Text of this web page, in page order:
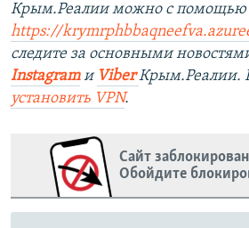
Крым.Реалии можно с помощью
https://
следите за основными
Instagram и ViberКрым.Реалии.
установить VPN.
Сайт
Обойдите